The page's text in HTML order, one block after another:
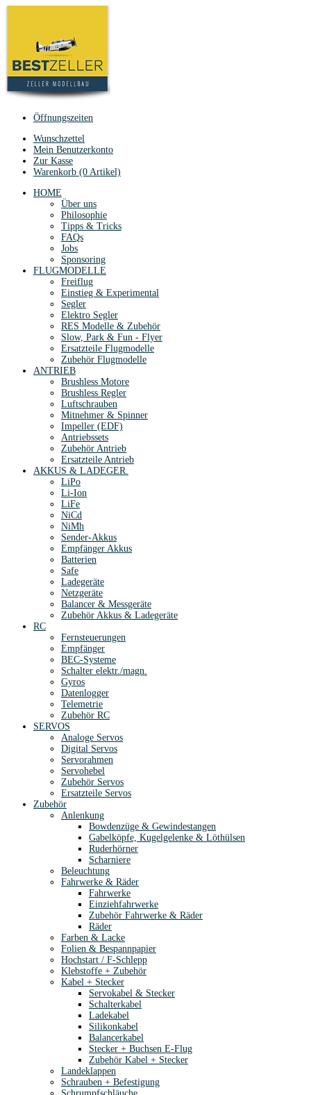
Öffnungszeiten
Wunschzettel
Mein Benutzerkonto
Zur Kasse
Warenkorb (0 Artikel)
HOME
Über uns
Philosophie
Tipps & Tricks
FAQs
Jobs
Sponsoring
FLUGMODELLE
Freiflug
Einstieg & Experimental
Segler
Elektro Segler
RES Modelle & Zubehör
Slow, Park & Fun - Flyer
Ersatzteile Flugmodelle
Zubehör Flugmodelle
ANTRIEB
Brushless Motore
Brushless Regler
Luftschrauben
Mitnehmer & Spinner
Impeller (EDF)
Antriebssets
Zubehör Antrieb
Ersatzteile Antrieb
AKKUS & LADEGER.
LiPo
Li-Ion
LiFe
NiCd
NiMh
Sender-Akkus
Empfänger Akkus
Batterien
Safe
Ladegeräte
Netzgeräte
Balancer & Messgeräte
Zubehör Akkus & Ladegeräte
RC
Fernsteuerungen
Empfänger
BEC-Systeme
Schalter elektr./magn.
Gyros
Datenlogger
Telemetrie
Zubehör RC
SERVOS
Analoge Servos
Digital Servos
Servorahmen
Servohebel
Zubehör Servos
Ersatzteile Servos
Zubehör
Anlenkung
Bowdenzüge & Gewindestangen
Gabelköpfe, Kugelgelenke & Löthülsen
Ruderhörner
Scharniere
Beleuchtung
Fahrwerke & Räder
Fahrwerke
Einziehfahrwerke
Zubehör Fahrwerke & Räder
Räder
Farben & Lacke
Folien & Bespannpapier
Hochstart / F-Schlepp
Klebstoffe + Zubehör
Kabel + Stecker
Servokabel & Stecker
Schalterkabel
Ladekabel
Silikonkabel
Balancerkabel
Stecker + Buchsen E-Flug
Zubehör Kabel + Stecker
Landeklappen
Schrauben + Befestigung